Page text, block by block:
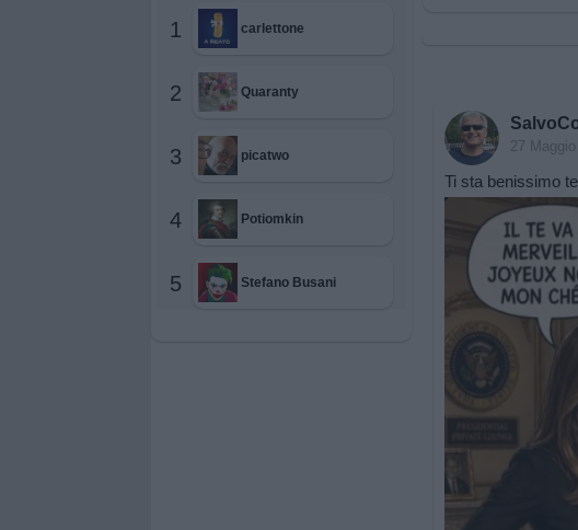
1 carlettone
2 Quaranty
3 picatwo
4 Potiomkin
5 Stefano Busani
27 Maggio
Ti sta benissimo